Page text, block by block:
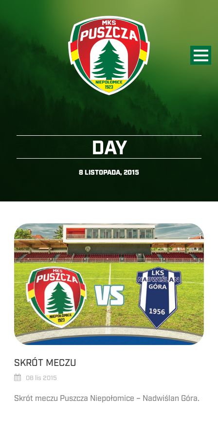
DAY
8 LISTOPADA, 2015
SKRÓT MECZU
08 lis 2015
Skrót meczu Puszcza Niepołomice – Nadwiślan Góra.